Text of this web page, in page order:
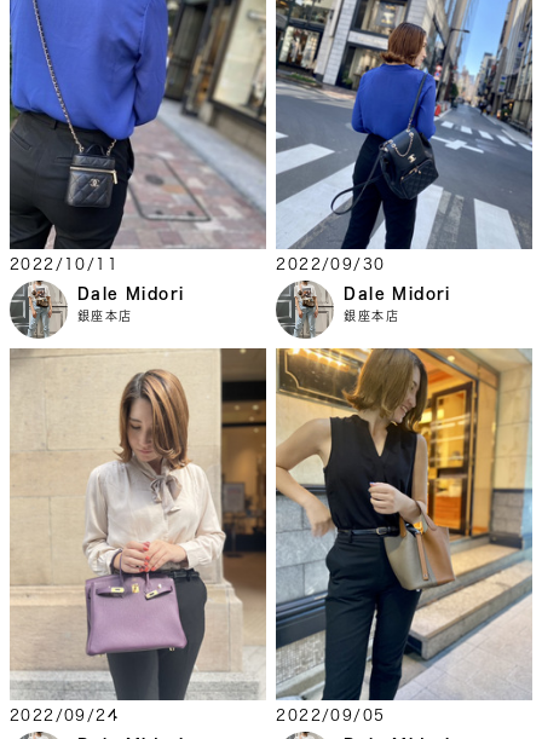
2022/10/11
Dale Midori
銀座本店
2022/09/30
Dale Midori
銀座本店
2022/09/24
2022/09/05